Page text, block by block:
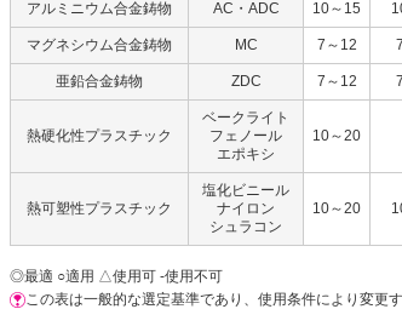
アルミニウム合金鋳物 AC・ADC 10～15
マグネシウム合金鋳物 MC 7～12
亜鉛合金鋳物 ZDC 7～12
熱硬化性プラスチック
ベークライト
フェノール
エポキシ
10～20
熱可塑性プラスチック
塩化ビニール
ナイロン
シュラコン
10～20
◎最適 ○適用 △使用可 -使用不可
この表は一般的な選定基準であり、使用条件により変更